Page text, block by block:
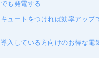
も発電する
ュートをつければ効率アップ
入している方向けのお得な電